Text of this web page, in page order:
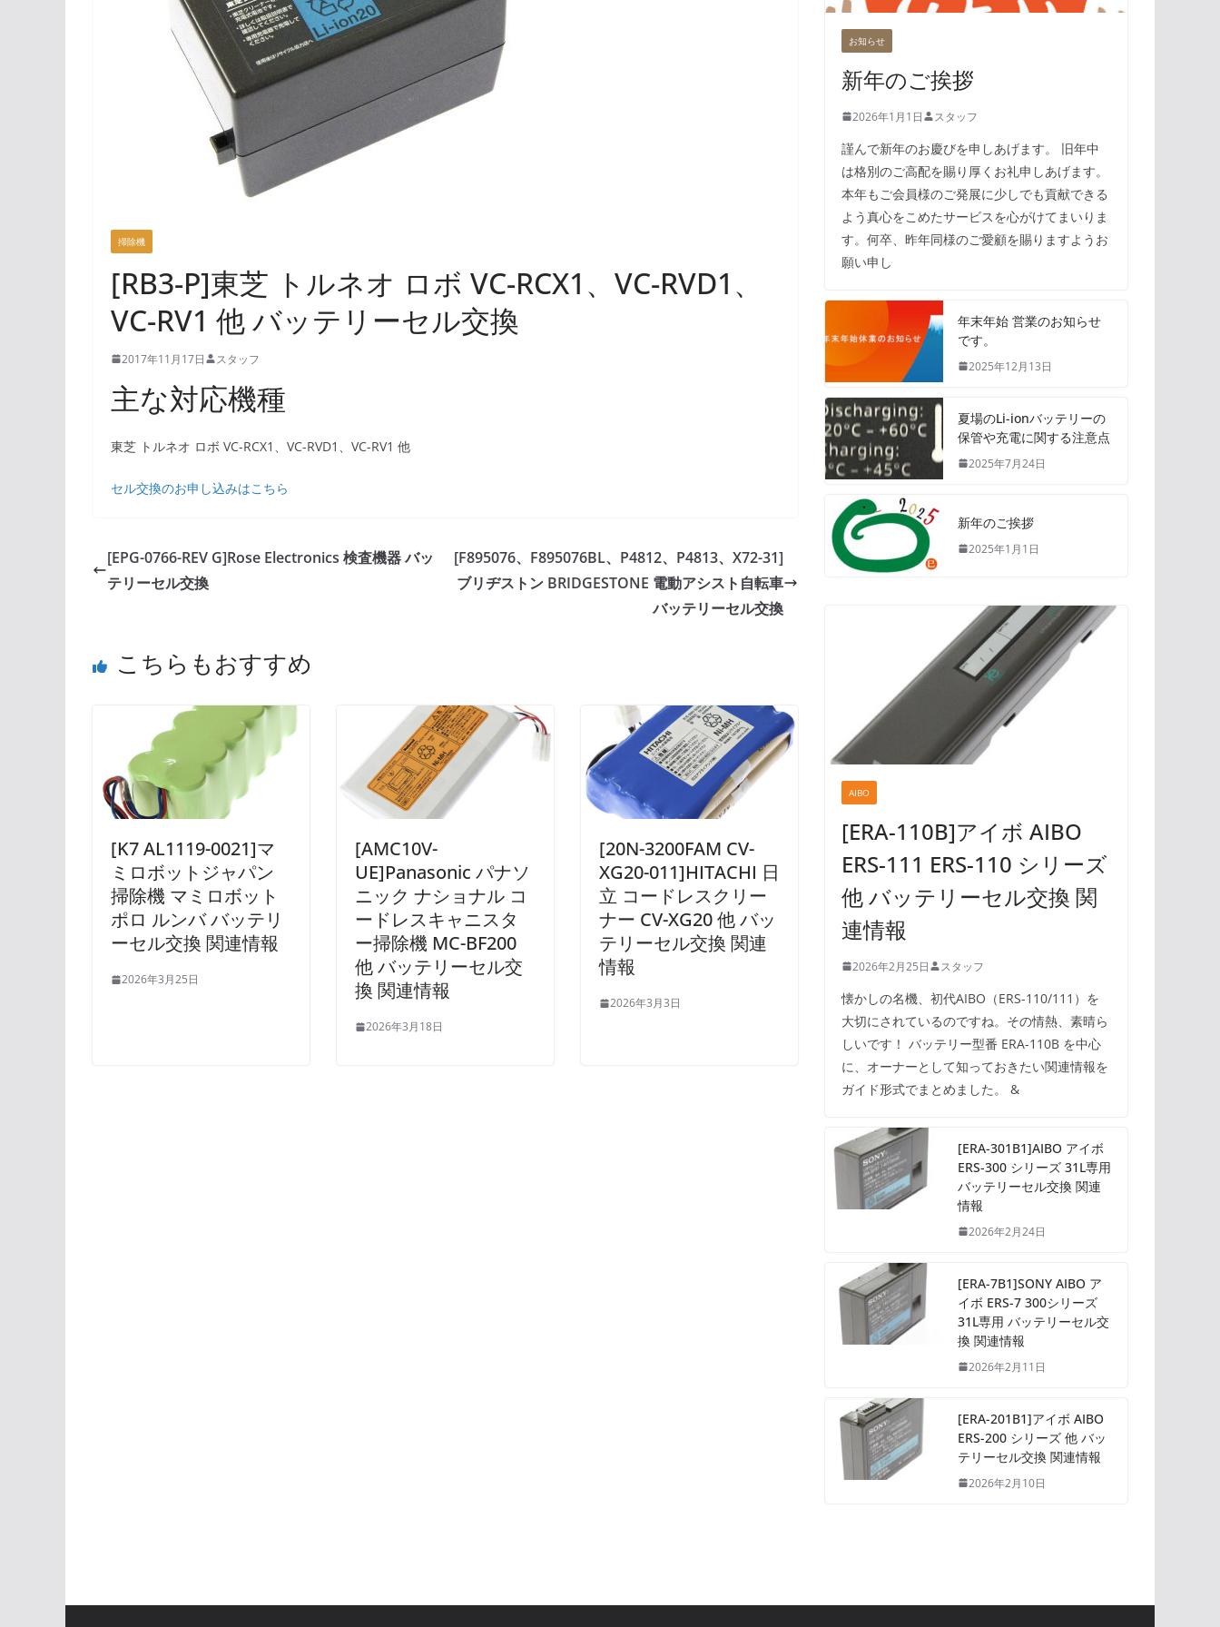
掃除機
[RB3-P]東芝 トルネオ ロボ VC-RCX1、VC-RVD1、
VC-RV1 他 バッテリーセル交換
2017年11月17日 スタッフ
主な対応機種
東芝 トルネオ ロボ VC-RCX1、VC-RVD1、VC-RV1 他
セル交換のお申し込みはこちら
[EPG-0766-REV G]Rose Electronics 検査機器 バッ
テリーセル交換
[F895076、F895076BL、P4812、P4813、X72-31]
ブリヂストン BRIDGESTONE 電動アシスト自転車
バッテリーセル交換
こちらもおすすめ
[K7 AL1119-0021]マ
ミロボットジャパン
掃除機 マミロボット
ポロ ルンバ バッテリ
ーセル交換 関連情報
2026年3月25日
[AMC10V-
UE]Panasonic パナソ
ニック ナショナル コ
ードレスキャニスタ
ー掃除機 MC-BF200
他 バッテリーセル交
換 関連情報
2026年3月18日
[20N-3200FAM CV-
XG20-011]HITACHI 日
立 コードレスクリー
ナー CV-XG20 他 バッ
テリーセル交換 関連
情報
2026年3月3日
お知らせ
新年のご挨拶
2026年1月1日 スタッフ
謹んで新年のお慶びを申しあげます。 旧年中
は格別のご高配を賜り厚くお礼申しあげます。
本年もご会員様のご発展に少しでも貢献できる
よう真心をこめたサービスを心がけてまいりま
す。何卒、昨年同様のご愛顧を賜りますようお
願い申し
年末年始 営業のお知らせ
です。
2025年12月13日
夏場のLi-ionバッテリーの
保管や充電に関する注意点
2025年7月24日
新年のご挨拶
2025年1月1日
AIBO
[ERA-110B]アイボ AIBO
ERS-111 ERS-110 シリーズ
他 バッテリーセル交換 関
連情報
2026年2月25日 スタッフ
懐かしの名機、初代AIBO（ERS-110/111）を
大切にされているのですね。その情熱、素晴ら
しいです！ バッテリー型番 ERA-110B を中心
に、オーナーとして知っておきたい関連情報を
ガイド形式でまとめました。 &
[ERA-301B1]AIBO アイボ
ERS-300 シリーズ 31L専用
バッテリーセル交換 関連
情報
2026年2月24日
[ERA-7B1]SONY AIBO ア
イボ ERS-7 300シリーズ
31L専用 バッテリーセル交
換 関連情報
2026年2月11日
[ERA-201B1]アイボ AIBO
ERS-200 シリーズ 他 バッ
テリーセル交換 関連情報
2026年2月10日